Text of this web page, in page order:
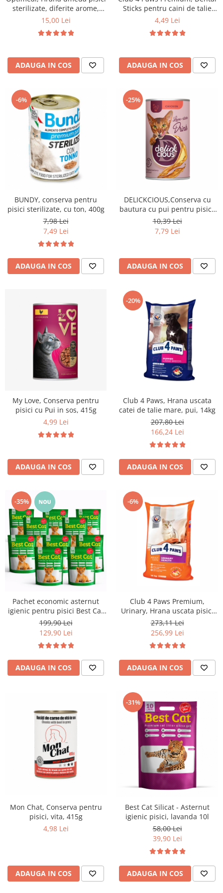
sterilizate, diferite arome,
(3+1), 0.34kg
15,00 Lei
ADAUGA IN COS
Sticks pentru caini de talie
mica, 110g
4,49 Lei
ADAUGA IN COS
-6%
BUNDY, conserva pentru
pisici sterilizate, cu ton, 400g
7,98 Lei
7,49 Lei
ADAUGA IN COS
-25%
DELICKCIOUS,Conserva cu
bautura cu pui pentru pisici,
140g
10,39 Lei
7,79 Lei
ADAUGA IN COS
My Love, Conserva pentru
pisici cu Pui in sos, 415g
4,99 Lei
ADAUGA IN COS
-20%
Club 4 Paws, Hrana uscata
catei de talie mare, pui, 14kg
207,80 Lei
166,24 Lei
ADAUGA IN COS
-35%
Pachet economic asternut
igienic pentru pisici Best Cat
Silicat - Mar verde, 10 x 3.6l
199,90 Lei
129,90 Lei
ADAUGA IN COS
-6%
Club 4 Paws Premium,
Urinary, Hrana uscata pisici
adulte, 14kg
273,11 Lei
256,99 Lei
ADAUGA IN COS
Mon Chat, Conserva pentru
pisici, vita, 415g
4,98 Lei
ADAUGA IN COS
-31%
Best Cat Silicat - Asternut
igienic pisici, lavanda 10l
58,00 Lei
39,90 Lei
ADAUGA IN COS